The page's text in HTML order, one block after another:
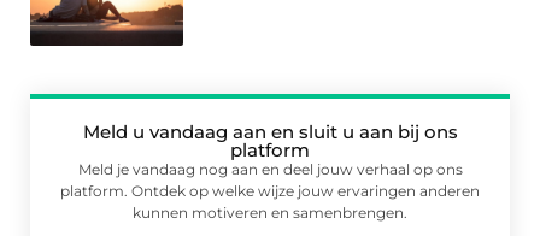
Meld u vandaag aan en sluit u aan bij ons
platform
Meld je vandaag nog aan en deel jouw verhaal op ons
platform. Ontdek op welke wijze jouw ervaringen anderen
kunnen motiveren en samenbrengen.